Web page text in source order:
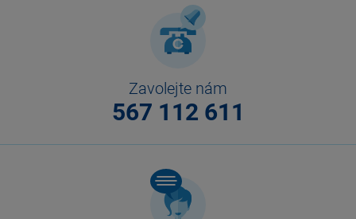
Zavolejte nám
567 112 611